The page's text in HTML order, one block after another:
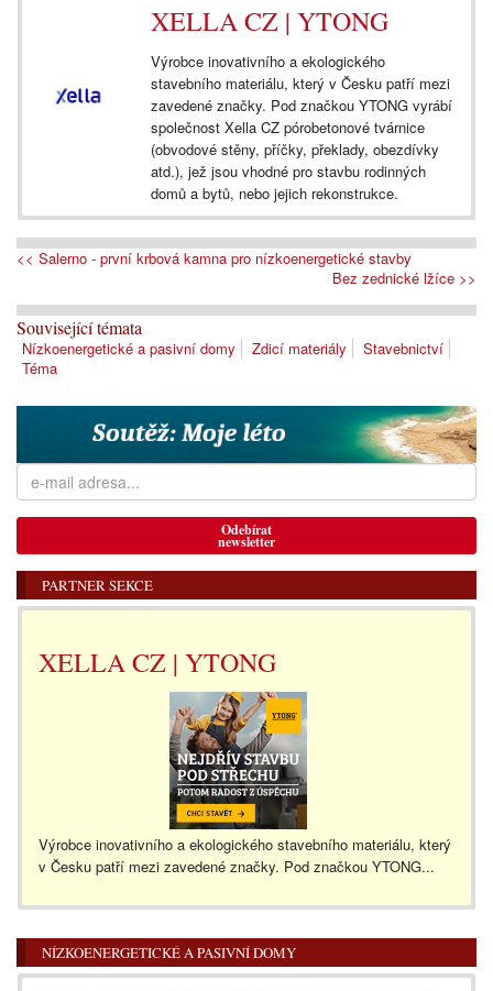
XELLA CZ | YTONG
Výrobce inovativního a ekologického
stavebního materiálu, který v Česku patří mezi
zavedené značky. Pod značkou YTONG vyrábí
společnost Xella CZ pórobetonové tvárnice
(obvodové stěny, příčky, překlady, obezdívky
atd.), jež jsou vhodné pro stavbu rodinných
domů a bytů, nebo jejich rekonstrukce.
<< Salerno - první krbová kamna pro nízkoenergetické stavby
Bez zednické lžíce >>
Související témata
Nízkoenergetické a pasivní domy Zdicí materiály
Stavebnictví
Téma
Odebírat
newsletter
PARTNER SEKCE
XELLA CZ | YTONG
Výrobce inovativního a ekologického stavebního materiálu, který
v Česku patří mezi zavedené značky. Pod značkou YTONG...
NÍZKOENERGETICKÉ A PASIVNÍ DOMY